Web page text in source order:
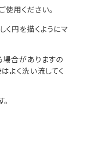
用ください。
く円を描くようにマ
場合がありますの
よく洗い流してく